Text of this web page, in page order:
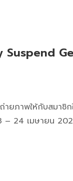
ภาพให้กับสมาชิ
– 24 เมษายน